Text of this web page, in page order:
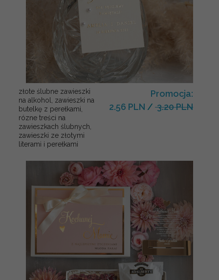
złote ślubne zawieszki
na alkohol, zawieszki na
butelkę z perełkami,
rózne treści na
zawieszkach ślubnych,
zawieszki ze złotymi
literami i perełkami
Promocja:
2.56 PLN / 3.20 PLN